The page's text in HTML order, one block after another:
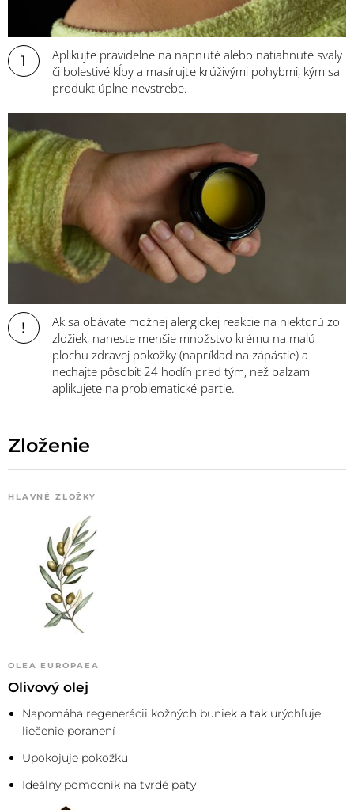
1
Aplikujte pravidelne na napnuté alebo natiahnuté svaly
či bolestivé kĺby a masírujte krúživými pohybmi, kým sa
produkt úplne nevstrebe.
!
Ak sa obávate možnej alergickej reakcie na niektorú zo
zložiek, naneste menšie množstvo krému na malú
plochu zdravej pokožky (napríklad na zápästie) a
nechajte pôsobiť 24 hodín pred tým, než balzam
aplikujete na problematické partie.
Zloženie
HLAVNÉ ZLOŽKY
OLEA EUROPAEA
Olivový olej
Napomáha regenerácii kožných buniek a tak urýchľuje
liečenie poranení
Upokojuje pokožku
Ideálny pomocník na tvrdé päty